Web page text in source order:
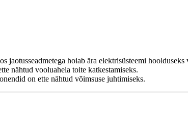
hoiab ära elektrisüsteemi hoolduseks
nähtud vooluahela toite katkestamiseks.
on ette nähtud võimsuse juhtimiseks.